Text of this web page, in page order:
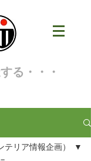
る・・・
リア情報企画）